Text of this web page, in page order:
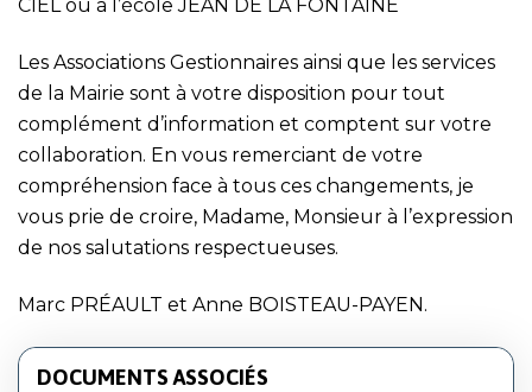
CIEL ou à l’école JEAN DE LA FONTAINE
Les Associations Gestionnaires ainsi que les services
de la Mairie sont à votre disposition pour tout
complément d’information et comptent sur votre
collaboration. En vous remerciant de votre
compréhension face à tous ces changements, je
vous prie de croire, Madame, Monsieur à l’expression
de nos salutations respectueuses.
Marc PRÉAULT et Anne BOISTEAU-PAYEN.
DOCUMENTS ASSOCIÉS